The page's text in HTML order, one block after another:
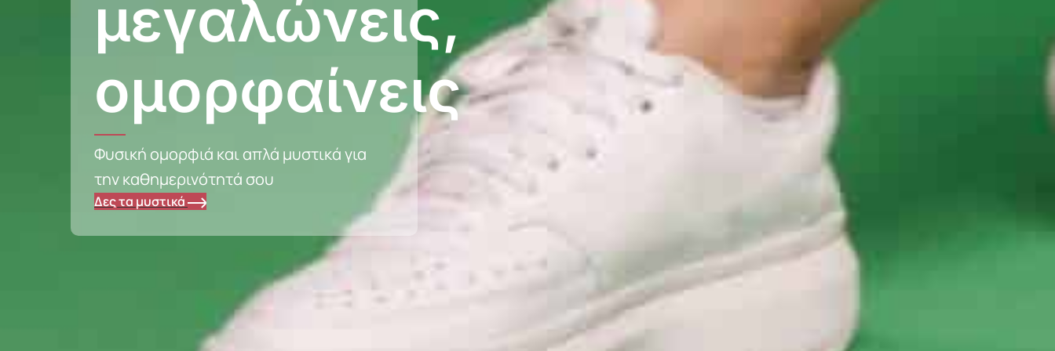
μεγαλώνεις,
ομορφαίνεις
Φυσική ομορφιά και απλά μυστικά για
την καθημερινότητά σου
Δες τα μυστικά